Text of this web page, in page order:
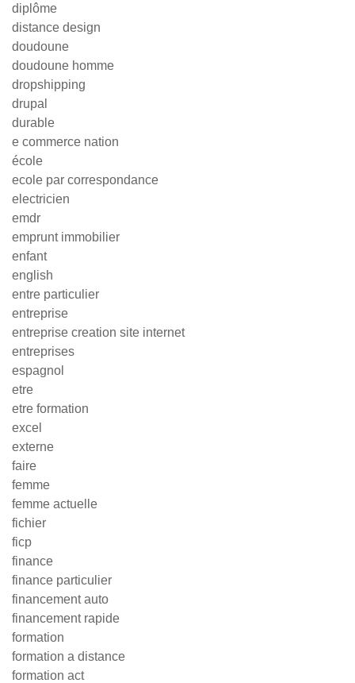
diplôme
distance design
doudoune
doudoune homme
dropshipping
drupal
durable
e commerce nation
école
ecole par correspondance
electricien
emdr
emprunt immobilier
enfant
english
entre particulier
entreprise
entreprise creation site internet
entreprises
espagnol
etre
etre formation
excel
externe
faire
femme
femme actuelle
fichier
ficp
finance
finance particulier
financement auto
financement rapide
formation
formation a distance
formation act